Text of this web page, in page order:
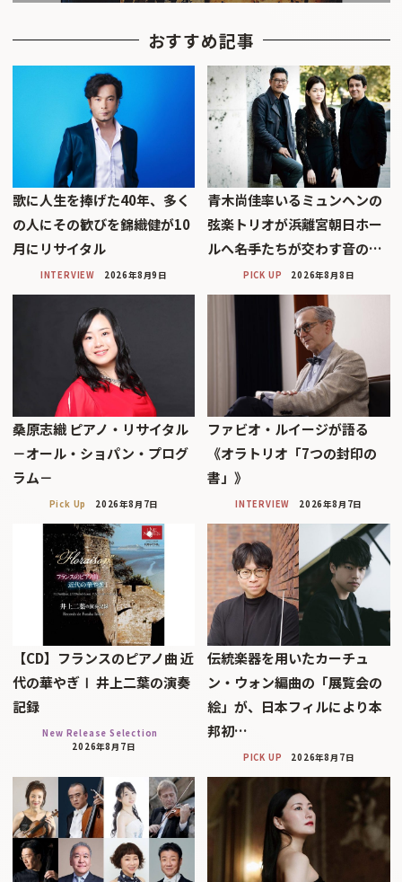
おすすめ記事
歌に人生を捧げた40年、多く
の人にその歓びを錦織健が10
月にリサイタル
INTERVIEW 2026年8月9日
青木尚佳率いるミュンヘンの
弦楽トリオが浜離宮朝日ホー
ルへ――名手たちが交わす音の…
PICK UP 2026年8月8日
桑原志織 ピアノ・リサイタル
－オール・ショパン・プログ
ラム－
Pick Up 2026年8月7日
ファビオ・ルイージが語る
《オラトリオ「7つの封印の
書」》
INTERVIEW 2026年8月7日
【CD】フランスのピアノ曲 近
代の華やぎⅠ 井上二葉の演奏
記録
New Release Selection
2026年8月7日
伝統楽器を用いたカーチュ
ン・ウォン編曲の「展覧会の
絵」が、日本フィルにより本
邦初…
PICK UP 2026年8月7日